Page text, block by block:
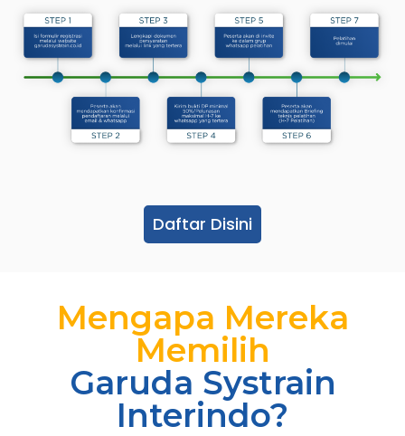
Daftar Disini
Mengapa Mereka
Memilih
Garuda Systrain
Interindo?